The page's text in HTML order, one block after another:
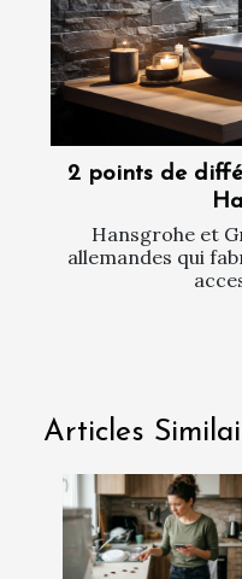
2 points de
Hansgrohe et
allemandes qui
Articles